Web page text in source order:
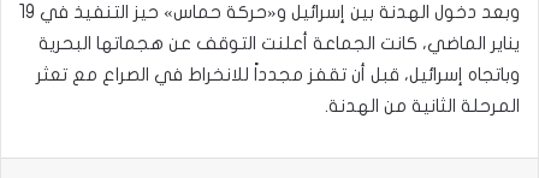
وبعد دخول الهدنة بين إسرائيل و«حركة حماس» حيز التنفيذ في 19
يناير الماضي، كانت الجماعة أعلنت التوقف عن هجماتها البحرية
وباتجاه إسرائيل، قبل أن تقفز مجدداً للانخراط في الصراع مع تعثر
المرحلة الثانية من الهدنة.